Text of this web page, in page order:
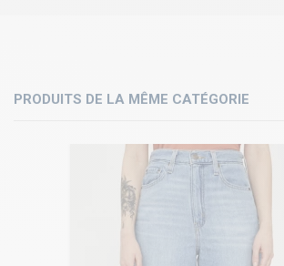
PRODUITS DE LA MÊME CATÉGORIE